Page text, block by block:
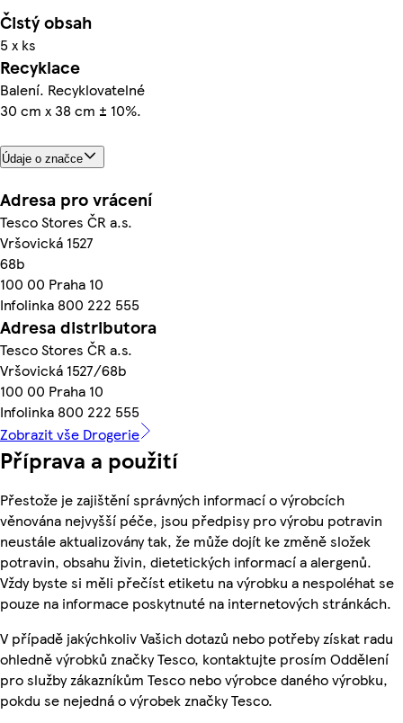
Čistý obsah
5 x ks
Recyklace
Balení. Recyklovatelné
30 cm x 38 cm ± 10%.
Údaje o značce
Adresa pro vrácení
Tesco Stores ČR a.s.
Vršovická 1527
68b
100 00 Praha 10
Infolinka 800 222 555
Adresa distributora
Tesco Stores ČR a.s.
Vršovická 1527/68b
100 00 Praha 10
Infolinka 800 222 555
Zobrazit vše Drogerie
Příprava a použití
Přestože je zajištění správných informací o výrobcích
věnována nejvyšší péče, jsou předpisy pro výrobu potravin
neustále aktualizovány tak, že může dojít ke změně složek
potravin, obsahu živin, dietetických informací a alergenů.
Vždy byste si měli přečíst etiketu na výrobku a nespoléhat se
pouze na informace poskytnuté na internetových stránkách.
V případě jakýchkoliv Vašich dotazů nebo potřeby získat radu
ohledně výrobků značky Tesco, kontaktujte prosím Oddělení
pro služby zákazníkům Tesco nebo výrobce daného výrobku,
pokdu se nejedná o výrobek značky Tesco.